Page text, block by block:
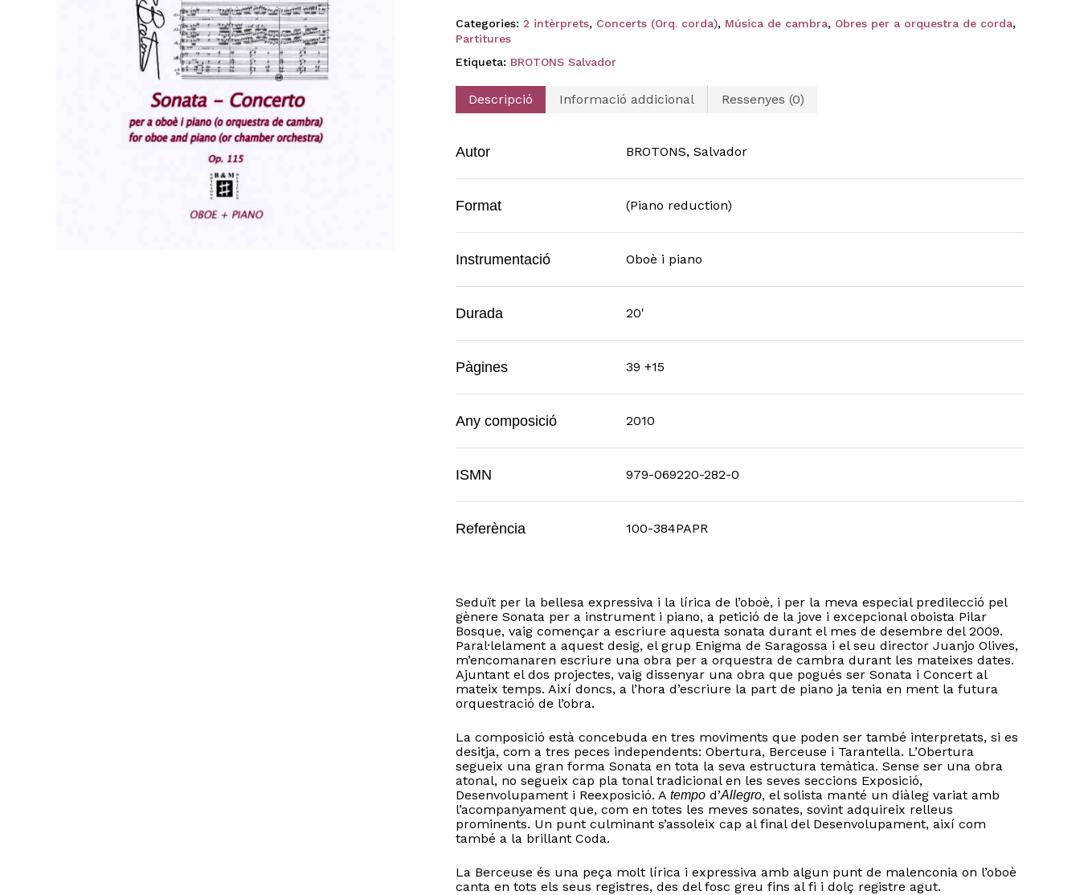
Categories: 2 intèrprets, Concerts (Orq. corda), Música de cambra, Obres per a orquestra de corda,
Partitures
Etiqueta: BROTONS Salvador
Descripció Informació addicional Ressenyes (0)
Autor BROTONS, Salvador
Format (Piano reduction)
Instrumentació Oboè i piano
Durada 20'
Pàgines 39 +15
Any composició 2010
ISMN 979-069220-282-0
Referència 100-384PAPR
Seduït per la bellesa expressiva i la lírica de l’oboè, i per la meva especial predilecció pel
gènere Sonata per a instrument i piano, a petició de la jove i excepcional oboista Pilar
Bosque, vaig començar a escriure aquesta sonata durant el mes de desembre del 2009.
Paral·lelament a aquest desig, el grup Enigma de Saragossa i el seu director Juanjo Olives,
m’encomanaren escriure una obra per a orquestra de cambra durant les mateixes dates.
Ajuntant el dos projectes, vaig dissenyar una obra que pogués ser Sonata i Concert al
mateix temps. Així doncs, a l’hora d’escriure la part de piano ja tenia en ment la futura
orquestració de l’obra.
La composició està concebuda en tres moviments que poden ser també interpretats, si es
desitja, com a tres peces independents: Obertura, Berceuse i Tarantella. L’Obertura
segueix una gran forma Sonata en tota la seva estructura temàtica. Sense ser una obra
atonal, no segueix cap pla tonal tradicional en les seves seccions Exposició,
Desenvolupament i Reexposició. A tempod’Allegro, el solista manté un diàleg variat amb
l’acompanyament que, com en totes les meves sonates, sovint adquireix relleus
prominents. Un punt culminant s’assoleix cap al final del Desenvolupament, així com
també a la brillant Coda.
La Berceuse és una peça molt lírica i expressiva amb algun punt de malenconia on l’oboè
canta en tots els seus registres, des del fosc greu fins al fi i dolç registre agut.